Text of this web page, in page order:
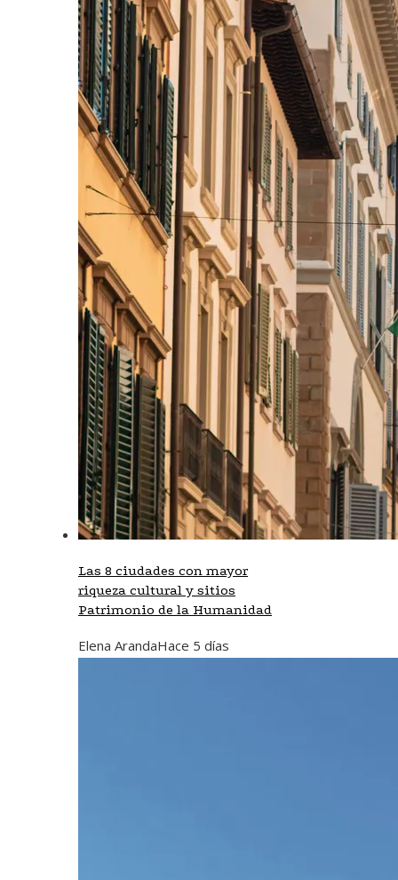
Las 8 ciudades con mayor
riqueza cultural y sitios
Patrimonio de la Humanidad
Elena ArandaHace 5 días